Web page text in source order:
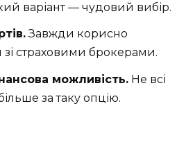
варіант — чудовий вибір.
Завжди корисно
зі страховими брокерами.
можливість. Не всі
за таку опцію.